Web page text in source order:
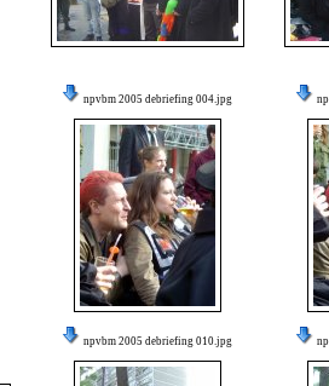
npvbm 2005 debriefing 004.jpg
npvbm 2005 debriefing 010.jpg